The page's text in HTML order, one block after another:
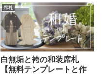
席札
白無垢と袴の和装席札
【無料テンプレートと作